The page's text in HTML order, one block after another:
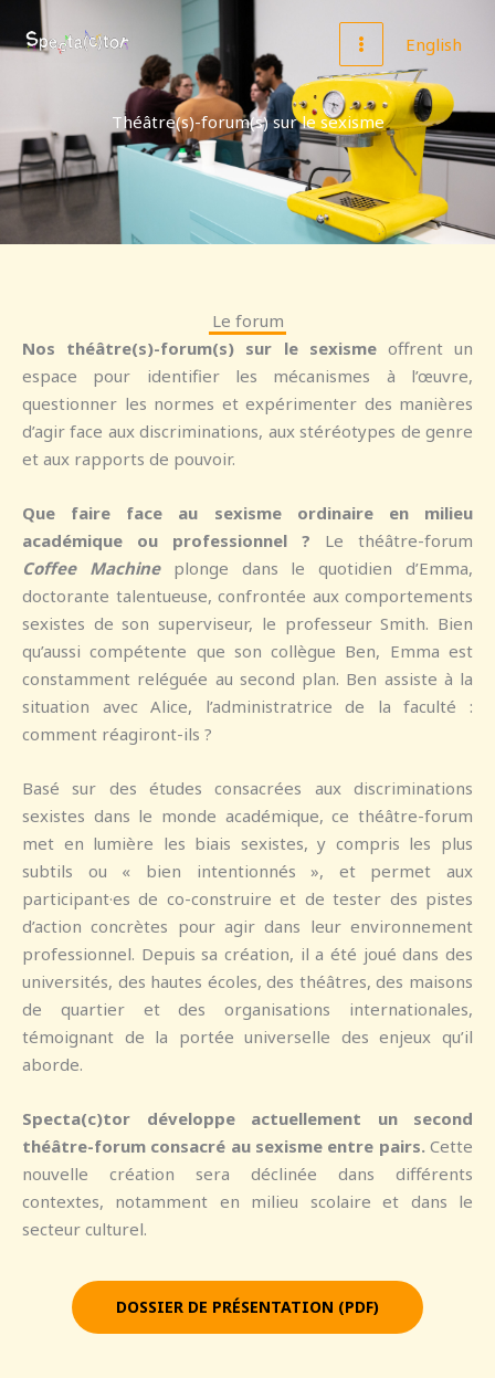
au
MAIN
MENU
English
Théâtre(s)-forum(s) sur le sexisme
Le forum
Nos théâtre(s)-forum(s) sur le sexismeoffrent un
espace pour identifier les mécanismes à l’œuvre,
questionner les normes et expérimenter des manières
d’agir face aux discriminations, aux stéréotypes de genre
et aux rapports de pouvoir.
Que faire face au sexisme ordinaire en milieu
académique ou professionnel ? Le théâtre-forum
Coffee Machineplonge dans le quotidien d’Emma,
doctorante talentueuse, confrontée aux comportements
sexistes de son superviseur, le professeur Smith. Bien
qu’aussi compétente que son collègue Ben, Emma est
constamment reléguée au second plan. Ben assiste à la
situation avec Alice, l’administratrice de la faculté :
comment réagiront-ils ?
Basé sur des études consacrées aux discriminations
sexistes dans le monde académique, ce théâtre-forum
met en lumière les biais sexistes, y compris les plus
subtils ou « bien intentionnés », et permet aux
participant·es de co-construire et de tester des pistes
d’action concrètes pour agir dans leur environnement
professionnel. Depuis sa création, il a été joué dans des
universités, des hautes écoles, des théâtres, des maisons
de quartier et des organisations internationales,
témoignant de la portée universelle des enjeux qu’il
aborde.
Specta(c)tor développe actuellement un second
théâtre-forum consacré au sexisme entre pairs.Cette
nouvelle création sera déclinée dans différents
contextes, notamment en milieu scolaire et dans le
secteur culturel.
DOSSIER DE PRÉSENTATION (PDF)